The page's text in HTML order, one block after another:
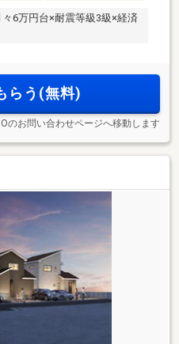
6万円台×耐震等級3級×経済
らう(無料)
のお問い合わせページへ移動します